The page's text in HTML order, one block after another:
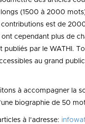
(1500 à 2000
contributions est de
cependant plus de
publiés par le WATHI.
au grand
à accompagner la
biographie de 50
à l’adresse: